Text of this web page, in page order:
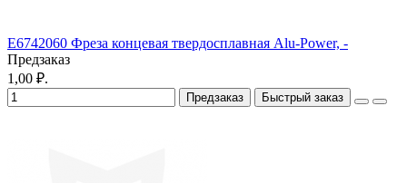
E6742060 Фреза концевая твердосплавная Alu-Power, -
Предзаказ
1,00 ₽.
Предзаказ Быстрый заказ